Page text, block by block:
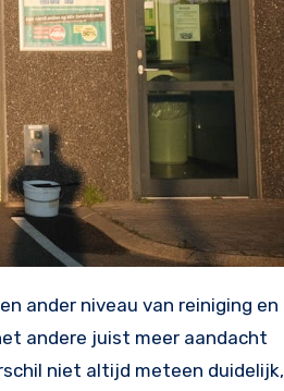
andere juist meer aandacht
niet altijd meteen duidelijk,